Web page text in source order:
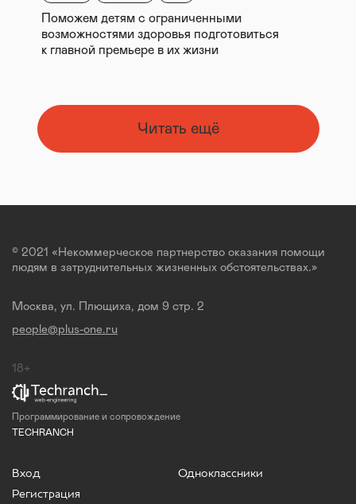
Поможем детям с ограниченными
возможностями здоровья подготовиться
к главной премьере в их жизни
Читать ещё
© 2021 «Некоммерческое партнерство оказания помощи
людям в затруднительных жизненных обстоятельствах.»
Москва, ул. Плющиха, дом 9 стр. 2
people@plus-one.ru
18+
Программирование и сопровождение
TECHRANCH
Вход
Регистрация
Одноклассники